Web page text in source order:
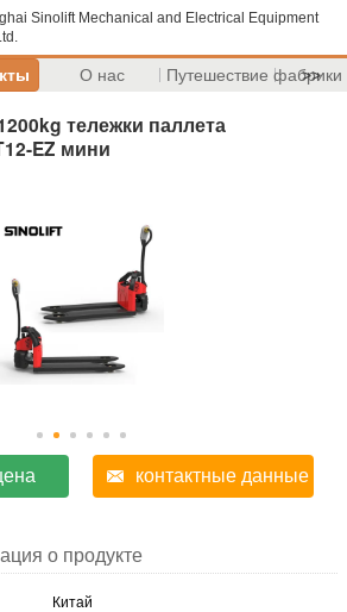
Sinolift Mechanical and Electrical Equipment
О нас Путешествие фабрики
>>
тележки паллета
EZ мини
контактные данные
о продукте
Китай